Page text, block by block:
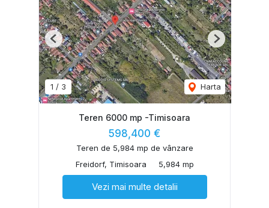
1 / 3 Harta
Previous Next
Teren 6000 mp -Timisoara
598,400 €
Teren de 5,984 mp de vânzare
Freidorf, Timisoara
5,984 mp
Vezi mai multe detalii